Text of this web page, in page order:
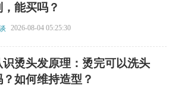
，能买吗？
2026-08-04 05:25:30
识烫头发原理：烫完可以洗头
？如何维持造型？